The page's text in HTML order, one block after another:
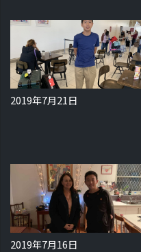
2019年7月21日
2019年7月16日